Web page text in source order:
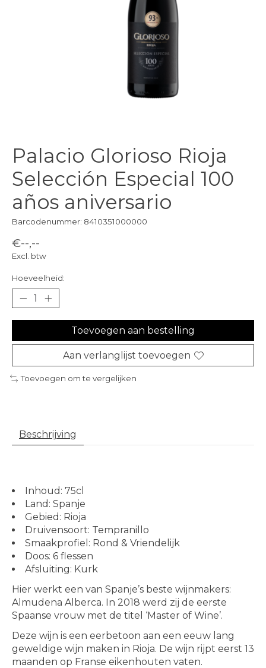
Palacio Glorioso Rioja
Selección Especial 100
años aniversario
Barcodenummer: 8410351000000
€--,--
Excl. btw
Hoeveelheid:
Toevoegen aan bestelling
Aan verlanglijst toevoegen
Toevoegen om te vergelijken
Beschrijving
Inhoud: 75cl
Land: Spanje
Gebied: Rioja
Druivensoort: Tempranillo
Smaakprofiel: Rond & Vriendelijk
Doos: 6 flessen
Afsluiting: Kurk
Hier werkt een van Spanje’s beste wijnmakers:
Almudena Alberca. In 2018 werd zij de eerste
Spaanse vrouw met de titel ‘Master of Wine’.
Deze wijn is een eerbetoon aan een eeuw lang
geweldige wijn maken in Rioja. De wijn rijpt eerst 13
maanden op Franse eikenhouten vaten.